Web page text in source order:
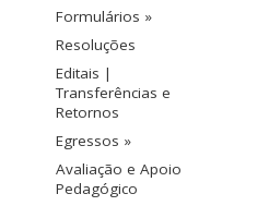
Formulários »
Resoluções
Editais |
Transferências e
Retornos
Egressos »
Avaliação e Apoio
Pedagógico